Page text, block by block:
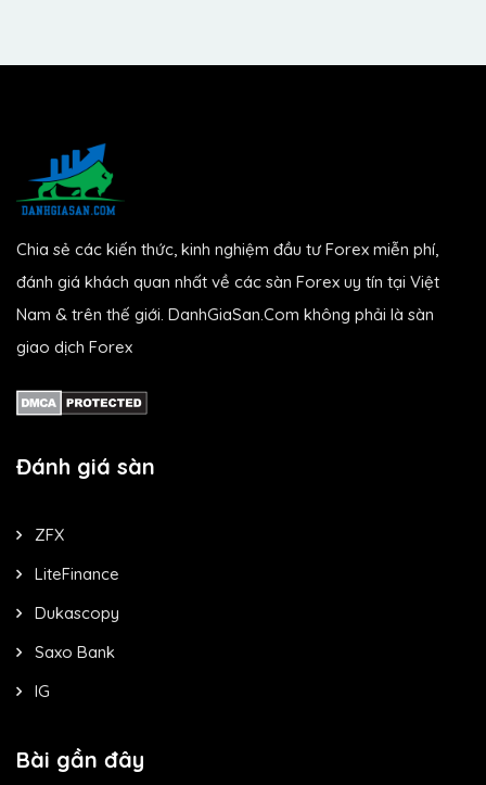
Chia sẻ các kiến thức, kinh nghiệm đầu tư Forex miễn phí,
đánh giá khách quan nhất về các sàn Forex uy tín tại Việt
Nam & trên thế giới. DanhGiaSan.Com không phải là sàn
giao dịch Forex
Đánh giá sàn
ZFX
LiteFinance
Dukascopy
Saxo Bank
IG
Bài gần đây